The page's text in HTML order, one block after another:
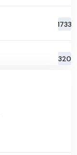
1733
320